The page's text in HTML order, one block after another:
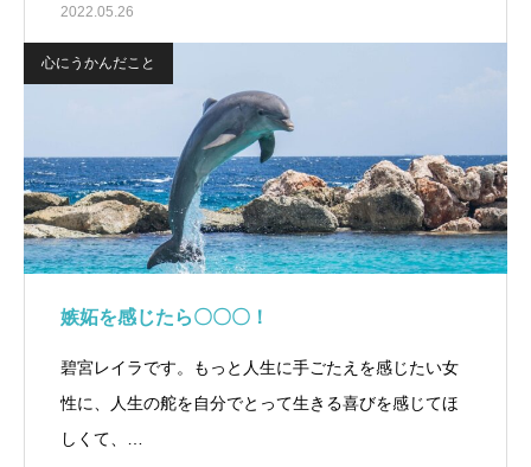
2022.05.26
心にうかんだこと
嫉妬を感じたら〇〇〇！
碧宮レイラです。もっと人生に手ごたえを感じたい女
性に、人生の舵を自分でとって生きる喜びを感じてほ
しくて、…